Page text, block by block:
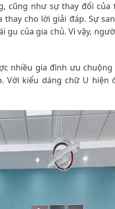
cũng như sự thay đổi
thay cho lời giải đáp. Sự
gu của gia chủ. Vì vậy,
nhiều gia đình ưu
Với kiểu dáng chữ U hiện